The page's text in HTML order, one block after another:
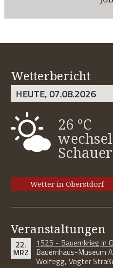
Wetterbericht
HEUTE, 07.08.2026
26 °C
Wetter in Oberstdorf
Veranstaltungen
22.
MRZ
1525 - Bauernkrieg in
Bauernhaus-Museum
Wolfegg, Vogter